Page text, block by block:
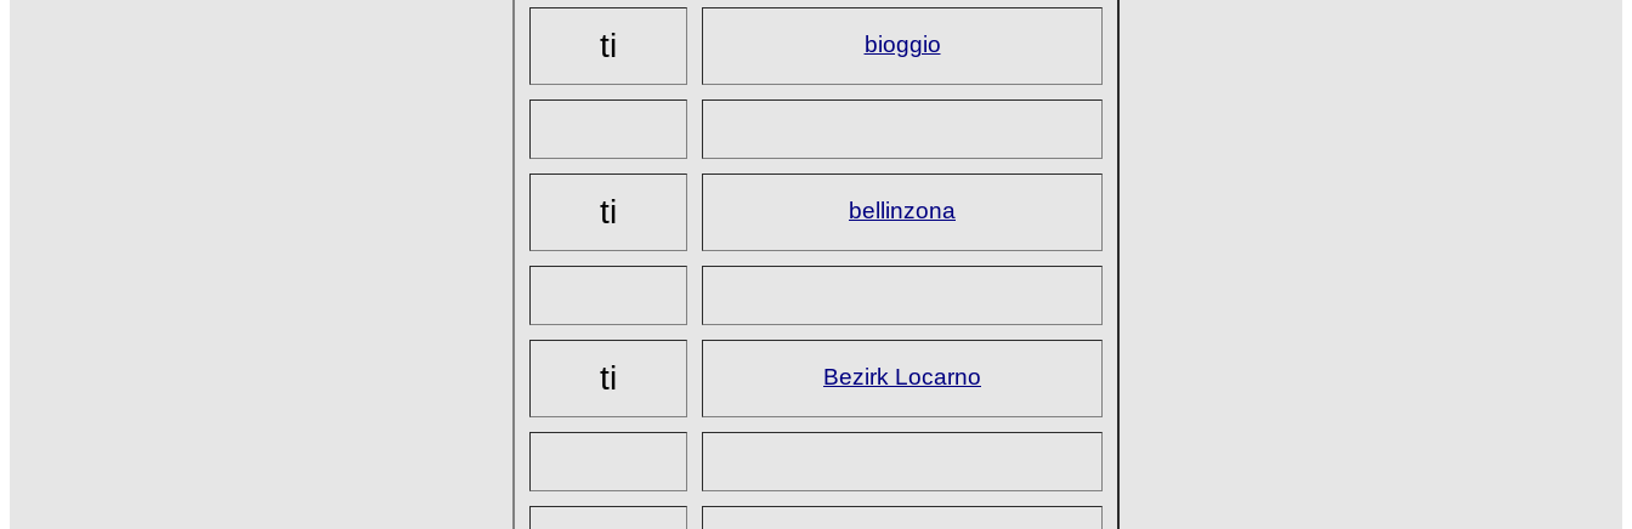
ti bioggio
ti bellinzona
ti Bezirk Locarno